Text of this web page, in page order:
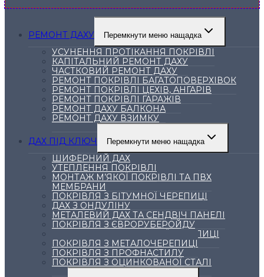
РЕМОНТ ДАХУ Перемкнути меню нащадка
УСУНЕННЯ ПРОТІКАННЯ ПОКРІВЛІ
КАПІТАЛЬНИЙ РЕМОНТ ДАХУ
ЧАСТКОВИЙ РЕМОНТ ДАХУ
РЕМОНТ ПОКРІВЛІ БАГАТОПОВЕРХІВОК
РЕМОНТ ПОКРІВЛІ ЦЕХІВ, АНГАРІВ
РЕМОНТ ПОКРІВЛІ ГАРАЖІВ
РЕМОНТ ДАХУ БАЛКОНА
РЕМОНТ ДАХУ ВЗИМКУ
ДАХ ПІД КЛЮЧ Перемкнути меню нащадка
ШИФЕРНИЙ ДАХ
УТЕПЛЕННЯ ПОКРІВЛІ
МОНТАЖ М’ЯКОЇ ПОКРІВЛІ ТА ПВХ
МЕМБРАНИ
ПОКРІВЛЯ З БІТУМНОЇ ЧЕРЕПИЦІ
ДАХ З ОНДУЛІНУ
МЕТАЛЕВИЙ ДАХ ТА СЕНДВІЧ ПАНЕЛІ
ПОКРІВЛЯ З ЄВРОРУБЕРОЙДУ
ПОКРІВЛЯ З КЕРАМІЧНОЇ ЧЕРЕПИЦІ
ПОКРІВЛЯ З МЕТАЛОЧЕРЕПИЦІ
ПОКРІВЛЯ З ПРОФНАСТИЛУ
ПОКРІВЛЯ З ОЦИНКОВАНОЇ СТАЛІ